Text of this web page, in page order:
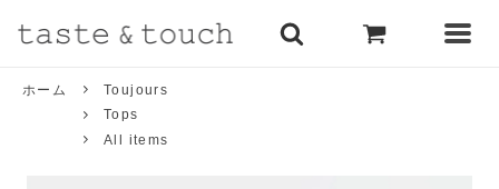
ホーム
Toujours
Tops
All items